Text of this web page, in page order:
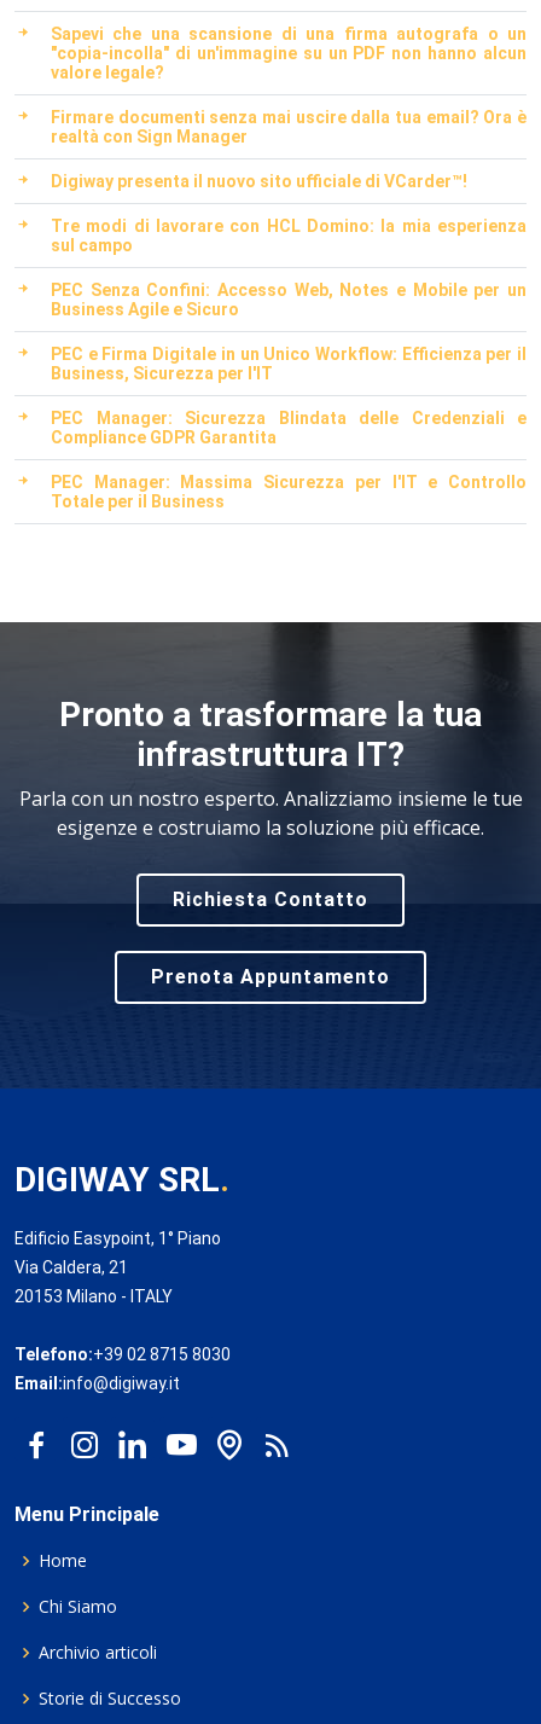
Sapevi che una scansione di una firma autografa o un
"copia-incolla" di un'immagine su un PDF non hanno alcun
valore legale?
Firmare documenti senza mai uscire dalla tua email? Ora è
realtà con Sign Manager
Digiway presenta il nuovo sito ufficiale di VCarder™!
Tre modi di lavorare con HCL Domino: la mia esperienza
sul campo
PEC Senza Confini: Accesso Web, Notes e Mobile per un
Business Agile e Sicuro
PEC e Firma Digitale in un Unico Workflow: Efficienza per il
Business, Sicurezza per l'IT
PEC Manager: Sicurezza Blindata delle Credenziali e
Compliance GDPR Garantita
PEC Manager: Massima Sicurezza per l'IT e Controllo
Totale per il Business
Pronto a trasformare la tua
infrastruttura IT?
Parla con un nostro esperto. Analizziamo insieme le tue
esigenze e costruiamo la soluzione più efficace.
Richiesta Contatto
Prenota Appuntamento
DIGIWAY SRL.
Edificio Easypoint, 1° Piano
Via Caldera, 21
20153 Milano - ITALY
Telefono:+39 02 8715 8030
Email:info@digiway.it
Menu Principale
Home
Chi Siamo
Archivio articoli
Storie di Successo